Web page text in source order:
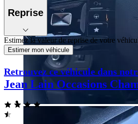
Reprise
Estimez la valeur de reprise de votre
Estimer mon véhicule
Retrouvez ce véhicule dans
Jean Lain Occasions